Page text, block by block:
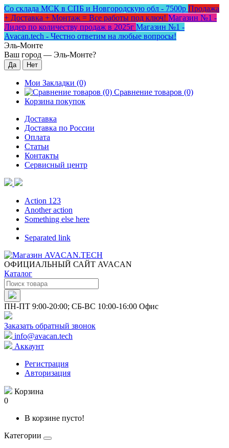
Со склада МСК в СПБ и Новгородскую обл - 7500р Продажа
+ Доставка + Монтаж = Все работы под ключ! Магазин №1 -
Лидер по количеству продаж в 2025г Магазин №1 -
Avacan.tech - Честно ответим на любые вопросы!
Эль-Монте
Ваш город — Эль-Монте?
Мои Закладки (0)
Сравнение товаров (0)
Корзина покупок
Доставка
Доставка по России
Оплата
Статьи
Контакты
Сервисный центр
Action 123
Another action
Something else here
Separated link
ОФИЦИАЛЬНЫЙ САЙТ AVACAN
Каталог
ПН-ПТ 9:00-20:00; СБ-ВС 10:00-16:00 Офис
Заказать обратный звонок
info@avacan.tech
Аккаунт
Регистрация
Авторизация
Корзина
0
В корзине пусто!
Категории